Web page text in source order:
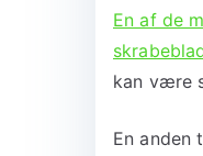
En af de
kan være
En anden